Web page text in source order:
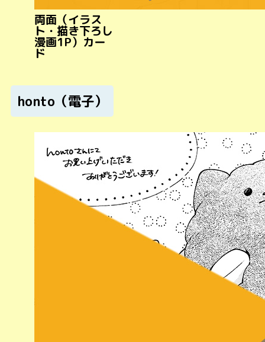
両面（イラス
ト・描き下ろし
漫画1P）カー
ド
honto（電子）